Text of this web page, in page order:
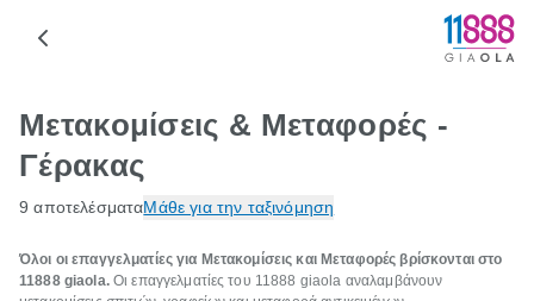
Μετακομίσεις & Μεταφορές -
Γέρακας
9 αποτελέσματαΜάθε για την ταξινόμηση
Όλοι οι επαγγελματίες για Μετακομίσεις και Μεταφορές βρίσκονται στο
11888 giaola.Οι επαγγελματίες του 11888 giaola αναλαμβάνουν